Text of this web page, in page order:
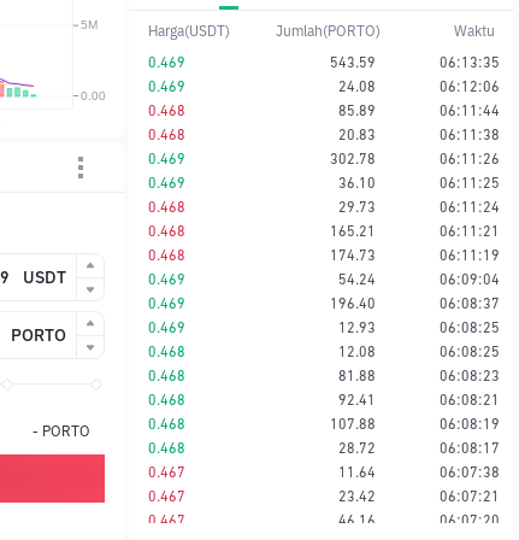
USDT
PORTO
- PORTO
Harga(USDT) Jumlah(PORTO)
Waktu
0.469
543.59
06:13:35
0.469
24.08
06:12:06
0.468
85.89
06:11:44
0.468
20.83
06:11:38
0.469
302.78
06:11:26
0.469
36.10
06:11:25
0.468
29.73
06:11:24
0.468
165.21
06:11:21
0.468
174.73
06:11:19
0.469
54.24
06:09:04
0.469
196.40
06:08:37
0.469
12.93
06:08:25
0.468
12.08
06:08:25
0.468
81.88
06:08:23
0.468
92.41
06:08:21
0.468
107.88
06:08:19
0.468
28.72
06:08:17
0.467
11.64
06:07:38
0.467
23.42
06:07:21
0.467
46.16
06:07:20